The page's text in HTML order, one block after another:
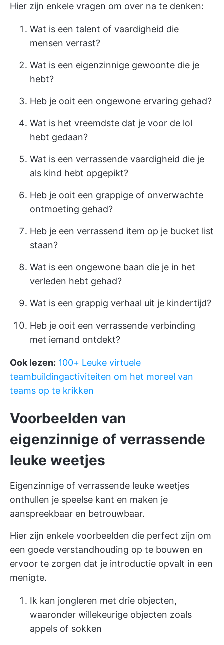
Hier zijn enkele vragen om over na te denken:
Wat is een talent of vaardigheid die
mensen verrast?
Wat is een eigenzinnige gewoonte die je
hebt?
Heb je ooit een ongewone ervaring gehad?
Wat is het vreemdste dat je voor de lol
hebt gedaan?
Wat is een verrassende vaardigheid die je
als kind hebt opgepikt?
Heb je ooit een grappige of onverwachte
ontmoeting gehad?
Heb je een verrassend item op je bucket list
staan?
Wat is een ongewone baan die je in het
verleden hebt gehad?
Wat is een grappig verhaal uit je kindertijd?
Heb je ooit een verrassende verbinding
met iemand ontdekt?
Ook lezen: 100+ Leuke virtuele
teambuildingactiviteiten om het moreel van
teams op te krikken
Voorbeelden van
eigenzinnige of verrassende
leuke weetjes
Eigenzinnige of verrassende leuke weetjes
onthullen je speelse kant en maken je
aanspreekbaar en betrouwbaar.
Hier zijn enkele voorbeelden die perfect zijn om
een goede verstandhouding op te bouwen en
ervoor te zorgen dat je introductie opvalt in een
menigte.
Ik kan jongleren met drie objecten,
waaronder willekeurige objecten zoals
appels of sokken